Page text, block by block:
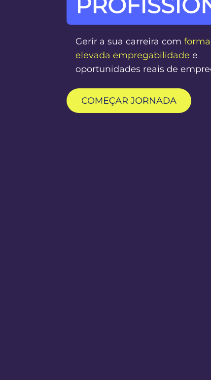
Gerir a sua carreira com
elevada empregabilidade e
oportunidades reais de
COMEÇAR JORNADA